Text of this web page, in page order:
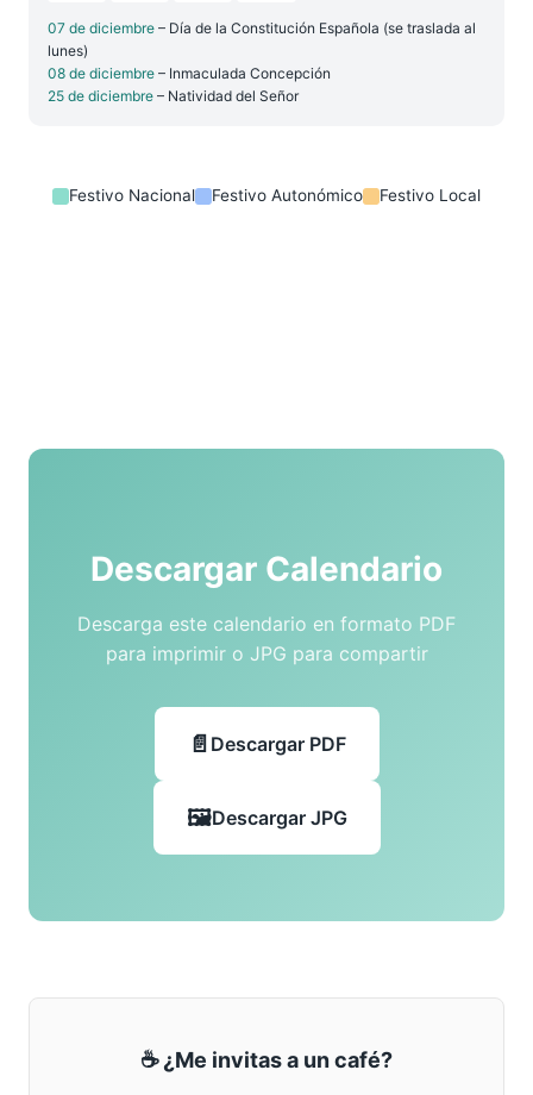
07 de diciembre – Día de la Constitución Española (se traslada al
lunes)
08 de diciembre – Inmaculada Concepción
25 de diciembre – Natividad del Señor
Festivo Nacional Festivo Autonómico Festivo Local
Descargar Calendario
Descarga este calendario en formato PDF
para imprimir o JPG para compartir
Descargar PDF
Descargar JPG
☕ ¿Me invitas a un café?